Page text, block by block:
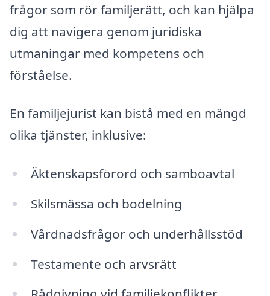
frågor som rör familjerätt, och kan hjälpa
dig att navigera genom juridiska
utmaningar med kompetens och
förståelse.
En familjejurist kan bistå med en mängd
olika tjänster, inklusive:
Äktenskapsförord och samboavtal
Skilsmässa och bodelning
Vårdnadsfrågor och underhållsstöd
Testamente och arvsrätt